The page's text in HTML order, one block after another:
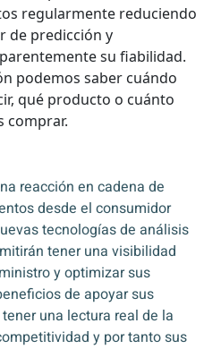
regularmente reduciendo
de predicción y
su fiabilidad.
podemos saber cuándo
qué producto o cuánto
comprar.
reacción en cadena de
desde el consumidor
tecnologías de análisis
tener una visibilidad
y optimizar sus
de apoyar sus
una lectura real de la
y por tanto sus